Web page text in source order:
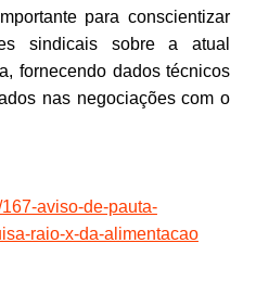
para conscientizar
sindicais sobre a atual
fornecendo dados técnicos
nas negociações com o
aviso-de-pauta-
raio-x-da-alimentacao